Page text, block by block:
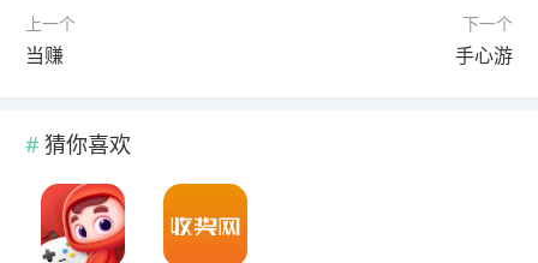
上一个
当赚
下一个
手心游
猜你喜欢